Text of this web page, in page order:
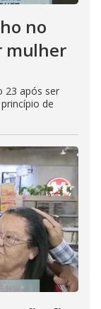
no
mulher
23 após ser
de